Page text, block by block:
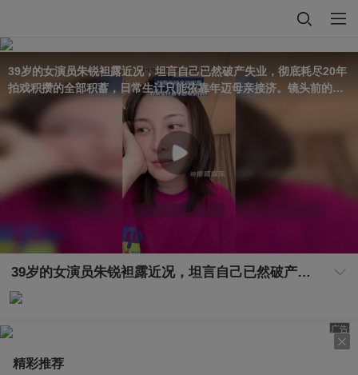
39岁的女演员朱锐袒露近况，坦言自己已然破产失业，彻底耗尽20年
拍戏积攒的全部积蓄，日常生计只能依靠年迈母亲接济。镜头前的她
情绪低落、眼眶泛红，向母亲索要2000元生活费度日。
39岁的女演员朱锐袒露近况，坦言自己已然破产失业，彻底耗尽20年拍戏积攒的全部积蓄，日常生计只能依靠年迈母亲接济。镜头前的她情绪低落、眼眶泛红，向母亲索要2000元生活费度日。
广告
精彩推荐